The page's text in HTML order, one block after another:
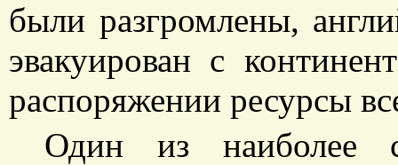
были разгромлены,
эвакуирован с
распоряжении ресурсы
Один из наиболее